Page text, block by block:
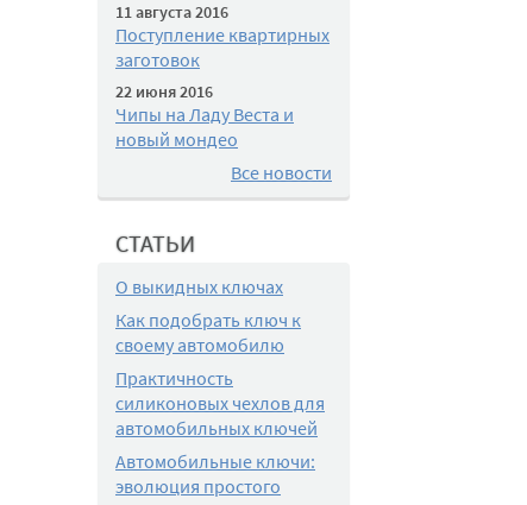
11 августа 2016
Поступление квартирных
заготовок
22 июня 2016
Чипы на Ладу Веста и
новый мондео
Все новости
СТАТЬИ
О выкидных ключах
Как подобрать ключ к
своему автомобилю
Практичность
силиконовых чехлов для
автомобильных ключей
Автомобильные ключи:
эволюция простого